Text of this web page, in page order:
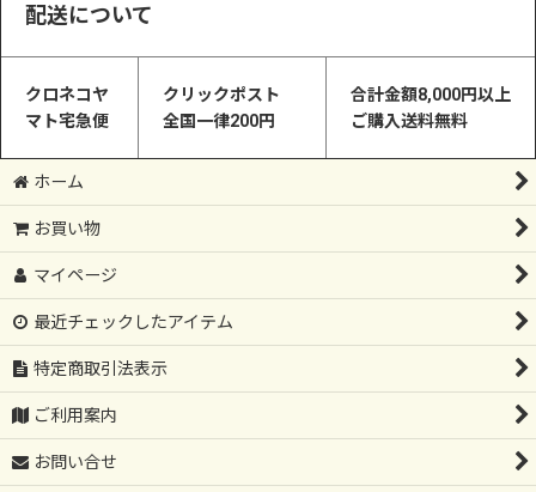
配送について
クロネコヤ
マト宅急便
クリックポスト
全国一律200円
合計金額8,000円以上
ご購入送料無料
ホーム
お買い物
マイページ
最近チェックしたアイテム
特定商取引法表示
ご利用案内
お問い合せ